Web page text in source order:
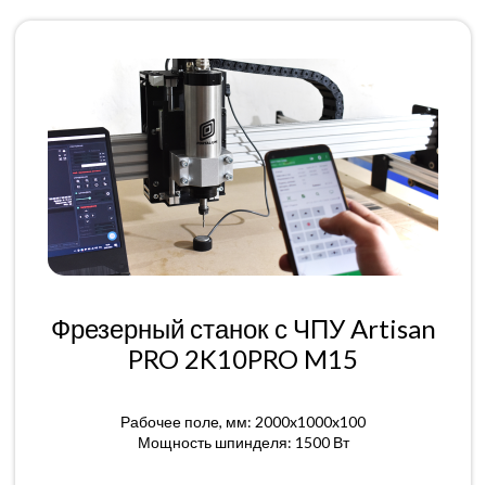
Фрезерный станок с ЧПУ Artisan
PRO 2K10PRO M15
Рабочее поле, мм: 2000x1000x100
Мощность шпинделя: 1500 Вт